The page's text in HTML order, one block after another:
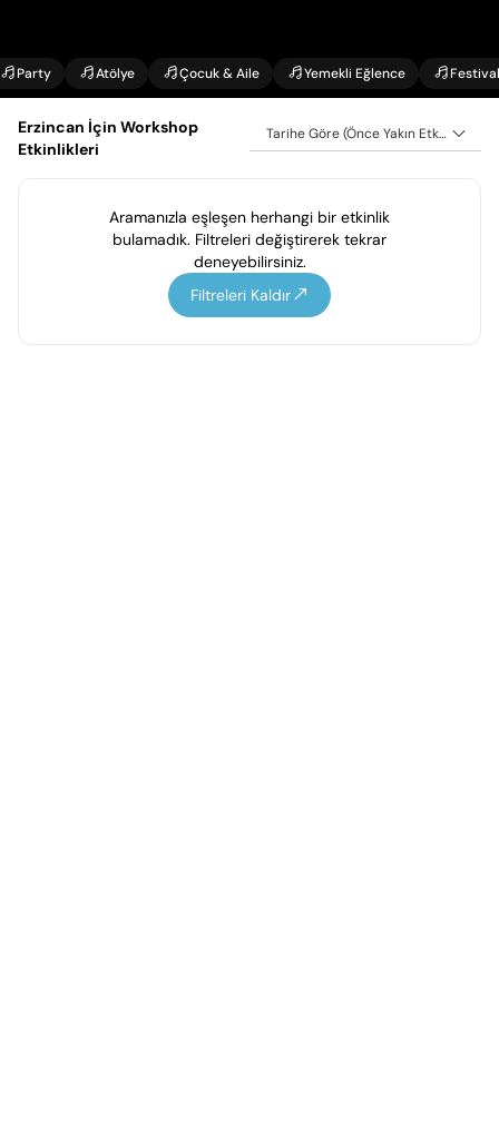
Party Atölye Çocuk & Aile Yemekli Eğlence Festival
Erzincan İçin Workshop
Etkinlikleri
Tarihe Göre (Önce Yakın Etkinlikler)
Aramanızla eşleşen herhangi bir etkinlik
bulamadık. Filtreleri değiştirerek tekrar
deneyebilirsiniz.
Filtreleri Kaldır